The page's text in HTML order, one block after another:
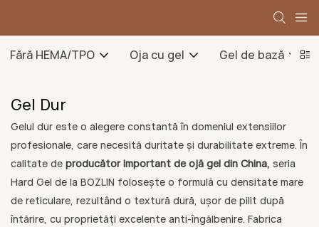
Fără HEMA/TPO Oja cu gel Gel de bază
Gel Dur
Gelul dur este o alegere constantă în domeniul extensiilor
profesionale, care necesită duritate și durabilitate extreme. În
calitate de producător important de ojă gel din China, seria
Hard Gel de la BOZLIN folosește o formulă cu densitate mare
de reticulare, rezultând o textură dură, ușor de pilit după
întărire, cu proprietăți excelente anti-îngălbenire. Fabrica